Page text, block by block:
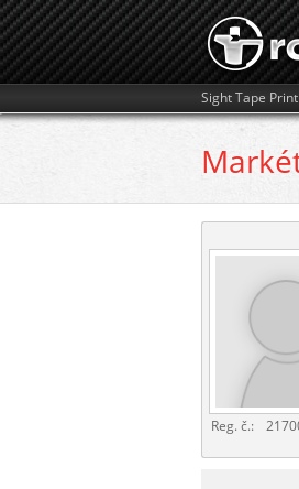
Sight Tape
Reg. č.: